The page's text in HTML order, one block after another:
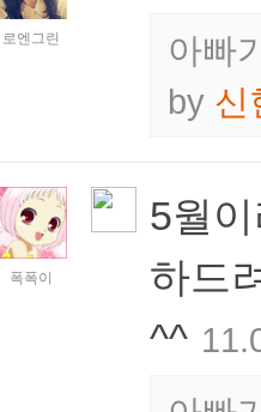
로엔그린
아빠
by 신
폭폭이
5월
하드
^^